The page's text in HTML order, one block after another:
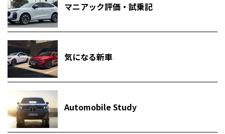
マニアック評価・試乗記
気になる新車
Automobile Study